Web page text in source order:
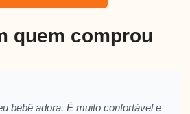
quem comprou
bebê adora. É muito confortável e